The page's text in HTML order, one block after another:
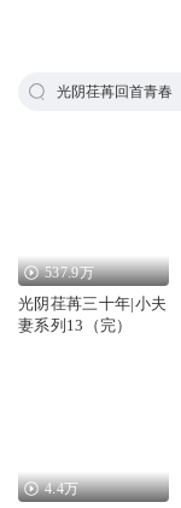
光阴荏苒回首青春
537.9万
光阴荏苒三十年|小夫
妻系列13（完）
4.4万